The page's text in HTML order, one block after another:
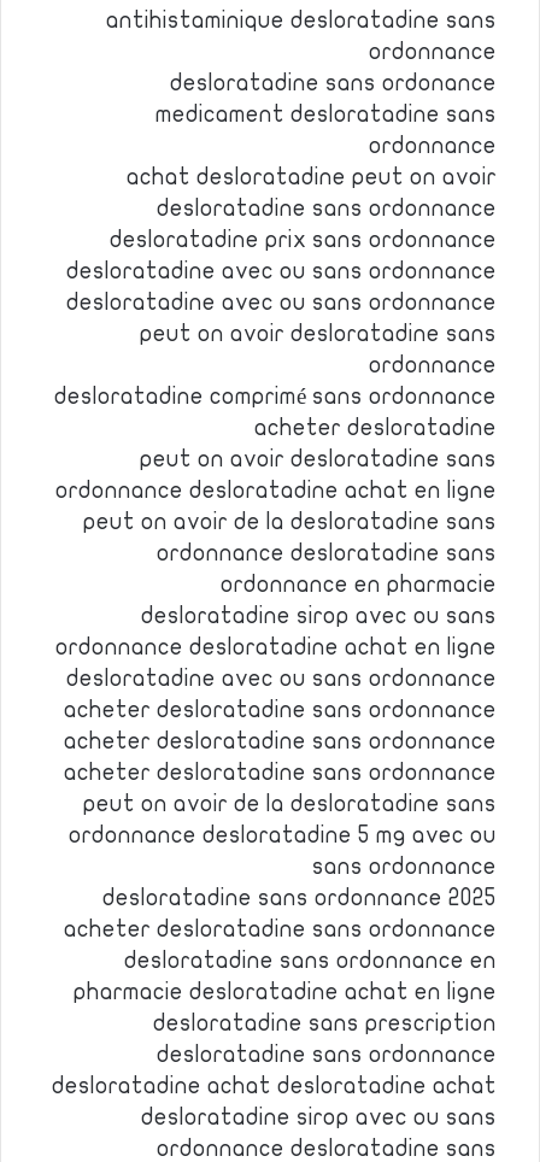
antihistaminique desloratadine sans
ordonnance
desloratadine sans ordonance
medicament desloratadine sans
ordonnance
achat desloratadine peut on avoir
desloratadine sans ordonnance
desloratadine prix sans ordonnance
desloratadine avec ou sans ordonnance
desloratadine avec ou sans ordonnance
peut on avoir desloratadine sans
ordonnance
desloratadine comprimé sans ordonnance
acheter desloratadine
peut on avoir desloratadine sans
ordonnance desloratadine achat en ligne
peut on avoir de la desloratadine sans
ordonnance desloratadine sans
ordonnance en pharmacie
desloratadine sirop avec ou sans
ordonnance desloratadine achat en ligne
desloratadine avec ou sans ordonnance
acheter desloratadine sans ordonnance
acheter desloratadine sans ordonnance
acheter desloratadine sans ordonnance
peut on avoir de la desloratadine sans
ordonnance desloratadine 5 mg avec ou
sans ordonnance
desloratadine sans ordonnance 2025
acheter desloratadine sans ordonnance
desloratadine sans ordonnance en
pharmacie desloratadine achat en ligne
desloratadine sans prescription
desloratadine sans ordonnance
desloratadine achat desloratadine achat
desloratadine sirop avec ou sans
ordonnance desloratadine sans